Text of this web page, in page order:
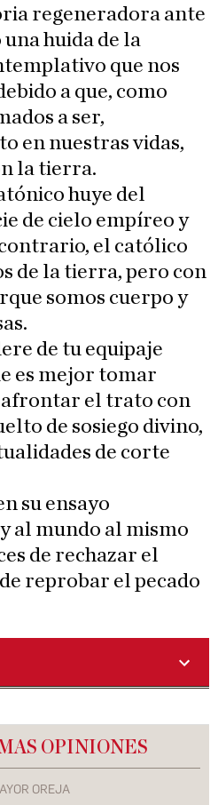
regeneradora ante
huida de la
que nos
a que, como
a ser,
en nuestras vidas,
la tierra.
huye del
de cielo empíreo y
el católico
de la tierra, pero con
somos cuerpo y
de tu equipaje
es mejor tomar
afrontar el trato con
de sosiego divino,
de corte
su ensayo
al mundo al mismo
de rechazar el
reprobar el pecado
OPINIONES
OREJA